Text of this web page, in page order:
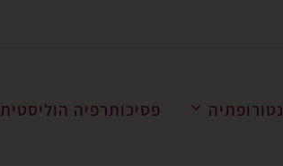
נטורופתיה פסיכותרפיה הוליסטית